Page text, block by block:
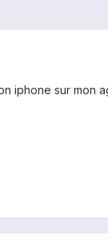
iphone sur mon